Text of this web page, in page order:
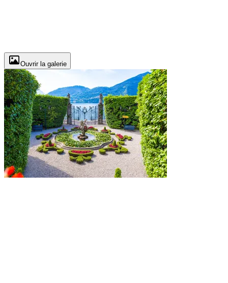
Ouvrir la galerie